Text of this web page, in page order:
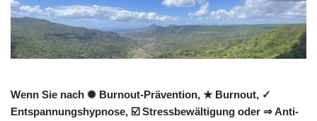
Wenn Sie nach ✺ Burnout-Prävention, ★ Burnout, ✓
Entspannungshypnose, ☑️ Stressbewältigung oder ⇒ Anti-